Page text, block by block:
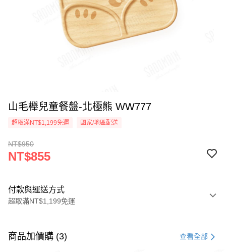
山毛櫸兒童餐盤-北極熊 WW777
超取滿NT$1,199免運 國家/地區配送
NT$950
NT$855
付款與運送方式
超取滿NT$1,199免運
信用卡一次付款
商品加價購 (3) 查看全部